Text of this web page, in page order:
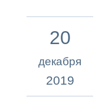
20
декабря
2019